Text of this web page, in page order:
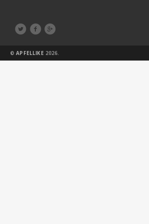
  
©APFELLIKE 2026.